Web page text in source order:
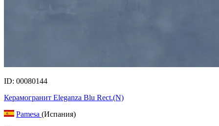
ID: 00080144
Керамогранит Eleganza Blu Rect.(N)
Pamesa (Испания)